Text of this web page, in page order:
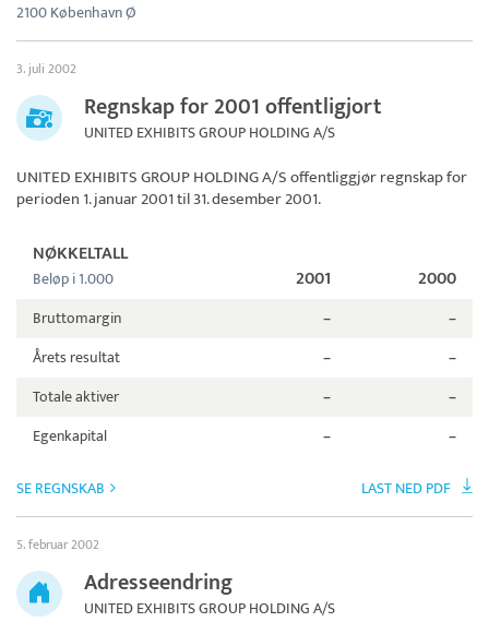
2100 København Ø
3. juli 2002
Regnskap for 2001 offentligjort
UNITED EXHIBITS GROUP HOLDING A/S
UNITED EXHIBITS GROUP HOLDING A/Soffentliggjør regnskap for
perioden 1. januar 2001 til 31. desember 2001.
NØKKELTALL
Beløp i 1.000 2001 2000
Bruttomargin –
–
Årets resultat
–
–
Totale aktiver
–
–
Egenkapital
– –
SE REGNSKAB LAST NED PDF
5. februar 2002
Adresseendring
UNITED EXHIBITS GROUP HOLDING A/S